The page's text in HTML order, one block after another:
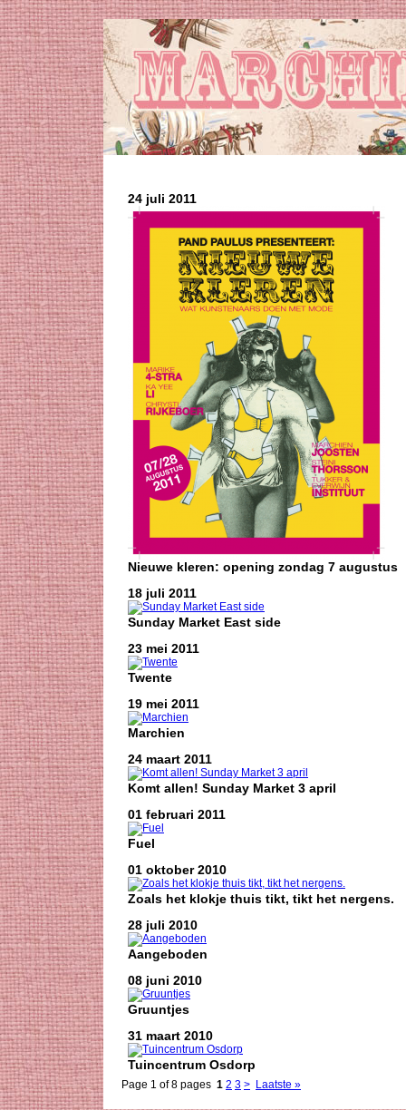
24 juli 2011
Nieuwe kleren: opening zondag 7 augustus
18 juli 2011
Sunday Market East side
23 mei 2011
Twente
19 mei 2011
Marchien
24 maart 2011
Komt allen! Sunday Market 3 april
01 februari 2011
Fuel
01 oktober 2010
Zoals het klokje thuis tikt, tikt het nergens.
28 juli 2010
Aangeboden
08 juni 2010
Gruuntjes
31 maart 2010
Tuincentrum Osdorp
Page 1 of 8 pages 1 2 3 > Laatste »